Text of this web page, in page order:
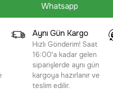
Whatsapp
Aynı Gün Kargo
Hızlı Gönderim! Saat
16:00'a kadar gelen
siparişlerde aynı gün
kargoya hazırlanır ve
teslim edilir.